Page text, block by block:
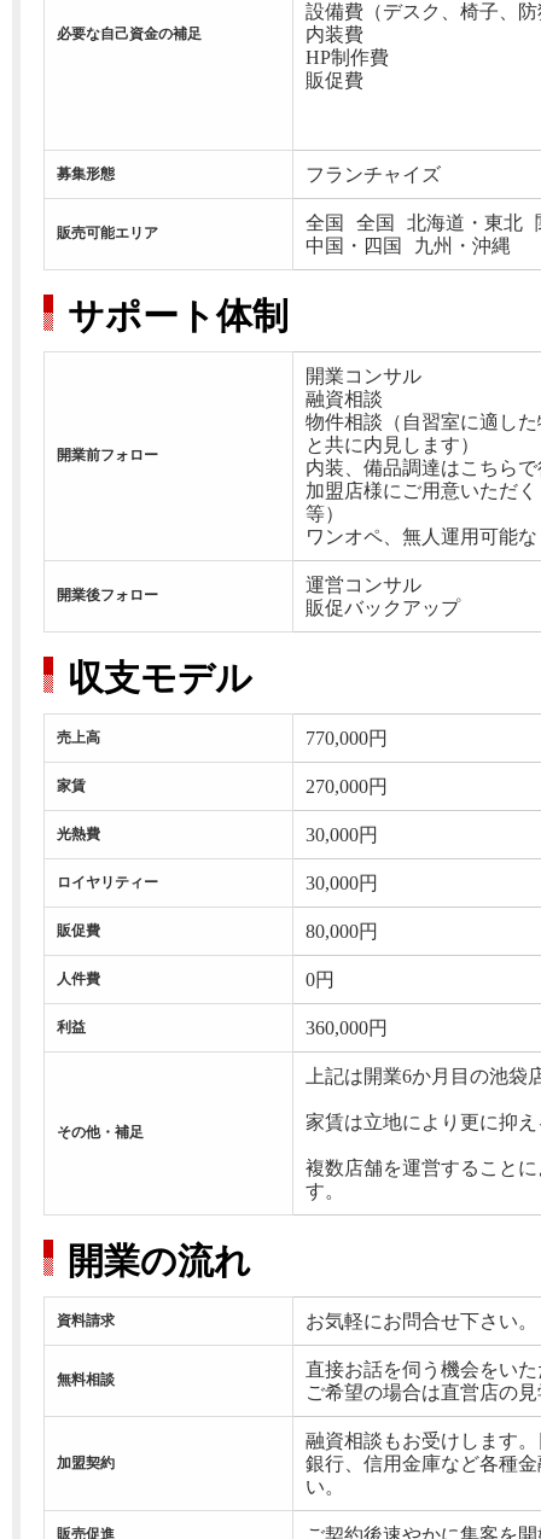
必要な自己資金の補足
設備費（デスク、椅子、
内装費
HP制作費
販促費
募集形態 フランチャイズ
販売可能エリア 全国 全国 北海道・東北
中国・四国
九州・沖縄
サポート体制
開業前フォロー
開業コンサル
融資相談
物件相談（自習室に適し
と共に内見します）
内装、備品調達はこちら
加盟店様にご用意いただ
等）
ワンオペ、無人運用可能
開業後フォロー
運営コンサル
販促バックアップ
収支モデル
売上高 770,000円
家賃 270,000円
光熱費 30,000円
ロイヤリティー 30,000円
販促費 80,000円
人件費 0円
利益 360,000円
その他・補足
上記は開業6か月目の池袋
家賃は立地により更に抑
複数店舗を運営すること
す。
開業の流れ
資料請求 お気軽にお問合せ下さい。
無料相談
直接お話を伺う機会をい
ご希望の場合は直営店の
加盟契約
融資相談もお受けします
銀行、信用金庫など各種
い。
販売促進 ご契約後速やかに集客を